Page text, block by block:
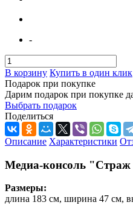
-
В корзину Купить в один клик
Подарок при покупке
Дарим подарок при покупке
Выбрать подарок
Поделиться
Описание Характеристики
Медиа-консоль
Размеры:
длина 183 см, ширина 47 см,